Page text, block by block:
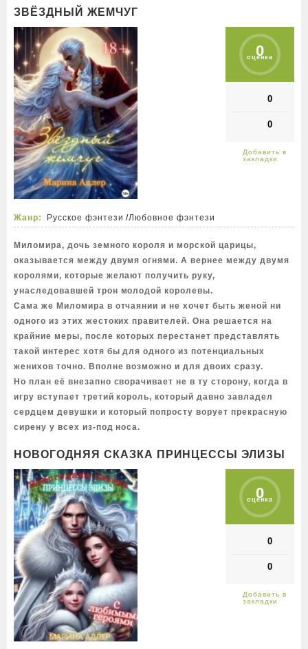
ЗВЁЗДНЫЙ ЖЕМЧУГ
0
оценка
0
0
Жанр: Русское фэнтези /Любовное фэнтези
Миломира, дочь земного короля и морской царицы,
оказывается между двумя огнями. А вернее между двумя
королями, которые желают получить руку,
унаследовавшей трон молодой королевы.
Сама же Миломира в отчаянии и не хочет быть женой ни
одного из этих жестоких правителей. Она решается на
крайние меры, после которых перестанет представлять
такой интерес хотя бы для одного из потенциальных
женихов точно. Вполне возможно и для двоих сразу.
Но план её внезапно сворачивает не в ту сторону, когда в
игру вступает третий король, который давно завладел
сердцем девушки и который попросту ворует прекрасную
сирену у всех из-под носа.
НОВОГОДНЯЯ СКАЗКА ПРИНЦЕССЫ ЭЛИЗЫ
0
оценка
0
0